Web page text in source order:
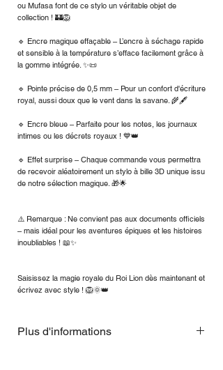
ou Mufasa font de ce stylo un véritable objet de
collection ! 🏰🦁
🔹 Encre magique effaçable – L’encre à séchage rapide
et sensible à la température s’efface facilement grâce à
la gomme intégrée. ✨📜
🔹 Pointe précise de 0,5 mm – Pour un confort d'écriture
royal, aussi doux que le vent dans la savane. 🌾🖋️
🔹 Encre bleue – Parfaite pour les notes, les journaux
intimes ou les décrets royaux ! 💙👑
🔹 Effet surprise – Chaque commande vous permettra
de recevoir aléatoirement un stylo à bille 3D unique issu
de notre sélection magique. 🎁🌟
⚠️ Remarque : Ne convient pas aux documents officiels
– mais idéal pour les aventures épiques et les histoires
inoubliables ! 📖✨
Saisissez la magie royale du Roi Lion dès maintenant et
écrivez avec style ! 🦁🌞👑
Plus d'informations